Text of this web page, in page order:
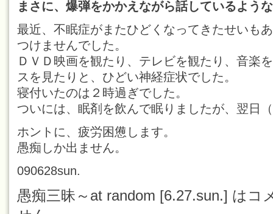
まさに、爆弾をかかえながら話しているよう
最近、不眠症がまたひどくなってきたせいも
つけませんでした。
ＤＶＤ映画を観たり、テレビを観たり、音楽
スを見たりと、ひどい神経症状でした。
寝付いたのは２時過ぎでした。
ついには、眠剤を飲んで眠りましたが、翌日
ホントに、疲労困憊します。
愚痴しか出ません。
090628sun.
愚痴三昧～at random [6.27.sun.] は コ